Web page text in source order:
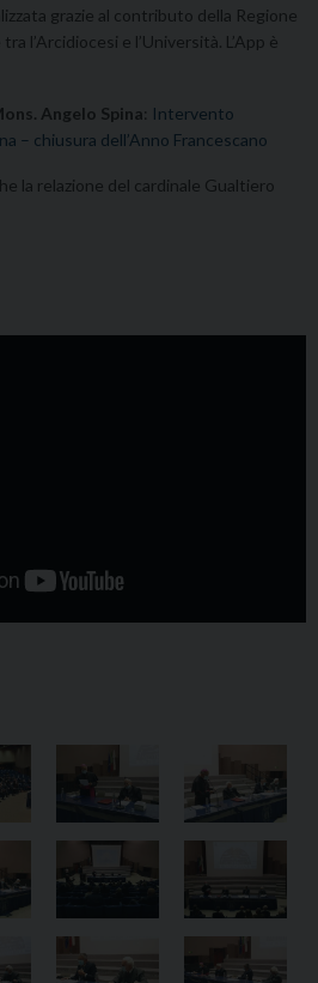
grazie al contributo della Regione
l’Arcidiocesi e l’Università. L’App è
Angelo Spina: Intervento
– chiusura dell’Anno Francescano
la relazione del cardinale Gualtiero